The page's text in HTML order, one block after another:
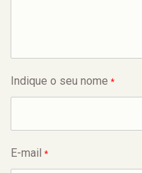
Indique o seu nome *
E-mail *